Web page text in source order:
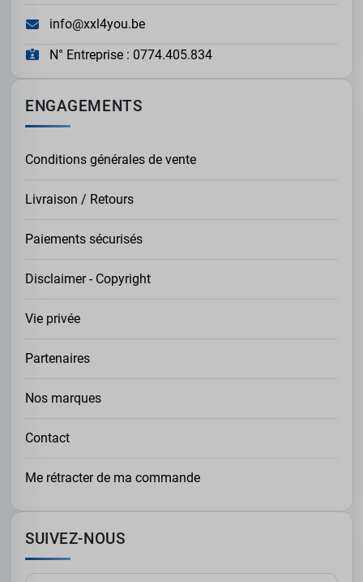
info@xxl4you.be
N° Entreprise : 0774.405.834
ENGAGEMENTS
Conditions générales de vente
Livraison / Retours
Paiements sécurisés
Disclaimer - Copyright
Vie privée
Partenaires
Nos marques
Contact
Me rétracter de ma commande
SUIVEZ-NOUS